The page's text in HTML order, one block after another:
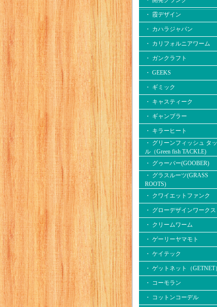
・ 霞デザイン
・ カハラジャパン
・ カリフォルニアワーム
・ ガンクラフト
・ GEEKS
・ ギミック
・ キャスティーク
・ ギャンブラー
・ キラーヒート
・ グリーンフィッシュ タ
ル（Green fish TACKLE)
・ グゥーバー(GOOBER)
・ グラスルーツ(GRASS
ROOTS)
・ クワイエットファンク
・ グローデザインワークス
・ クリームワーム
・ ゲーリーヤマモト
・ ケイテック
・ ゲットネット（GETNET
・ コーモラン
・ コットンコーデル